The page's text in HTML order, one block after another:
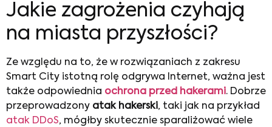
Jakie zagrożenia czyhają
na miasta przyszłości?
Ze względu na to, że w rozwiązaniach z zakresu
Smart City istotną rolę odgrywa Internet, ważna jest
także odpowiednia ochrona przed hakerami. Dobrze
przeprowadzony atak hakerski, taki jak na przykład
atak DDoS, mógłby skutecznie sparaliżować wiele